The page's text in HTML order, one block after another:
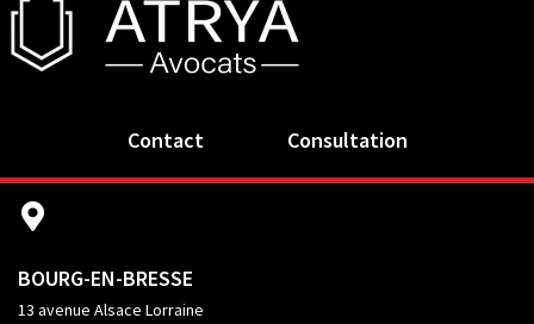
Contact Consultation
BOURG-EN-BRESSE
13 avenue Alsace Lorraine